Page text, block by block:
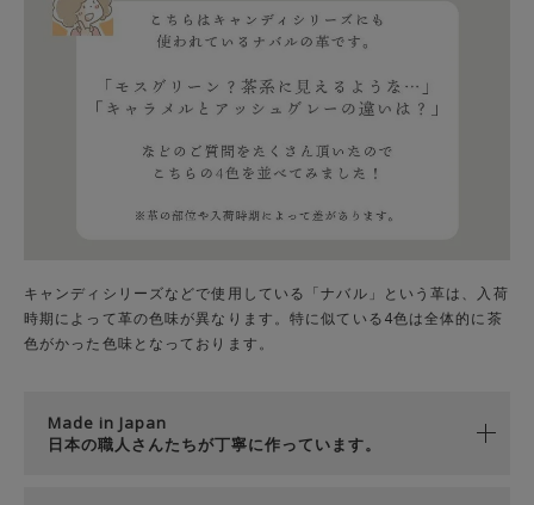
キャンディシリーズなどで使用している「ナバル」という革は、入荷
時期によって革の色味が異なります。特に似ている4色は全体的に茶
色がかった色味となっております。
Made in Japan
日本の職人さんたちが丁寧に作っています。